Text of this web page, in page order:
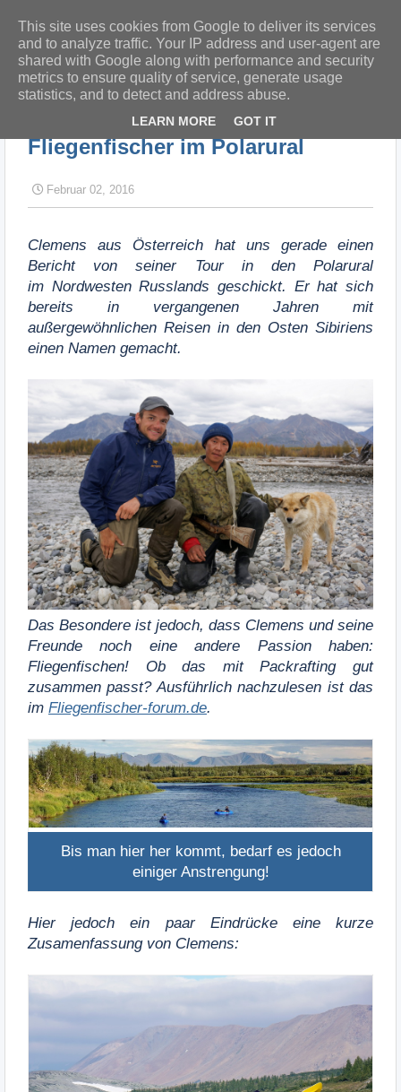
Fliegenfischer im Polarural
Februar 02, 2016
Clemens aus Österreich hat uns gerade einen
Bericht von seiner Tour in den Polarural
im Nordwesten Russlands geschickt. Er hat sich
bereits in vergangenen Jahren mit
außergewöhnlichen Reisen in den Osten Sibiriens
einen Namen gemacht.
Das Besondere ist jedoch, dass Clemens und seine
Freunde noch eine andere Passion haben:
Fliegenfischen! Ob das mit Packrafting gut
zusammen passt? Ausführlich nachzulesen ist das
im Fliegenfischer-forum.de.
Bis man hier her kommt, bedarf es jedoch
einiger Anstrengung!
Hier jedoch ein paar Eindrücke eine kurze
Zusamenfassung von Clemens:
This site uses cookies from Google to deliver its services
and to analyze traffic. Your IP address and user-agent are
shared with Google along with performance and security
metrics to ensure quality of service, generate usage
statistics, and to detect and address abuse.
LEARN MORE GOT IT